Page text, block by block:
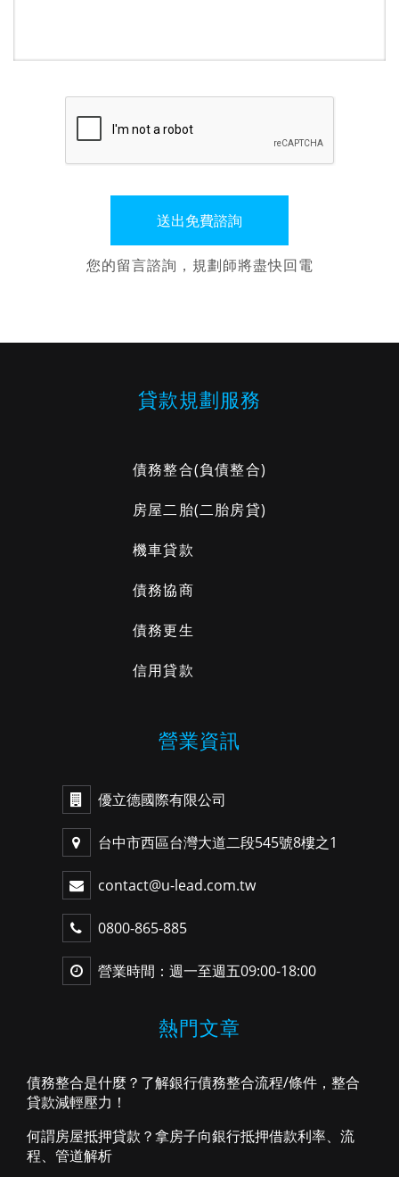
您的留言諮詢，規劃師將盡快回電
貸款規劃服務
債務整合(負債整合)
房屋二胎(二胎房貸)
機車貸款
債務協商
債務更生
信用貸款
營業資訊
優立德國際有限公司
台中市西區台灣大道二段545號8樓之1
contact@u-lead.com.tw
0800-865-885
營業時間：週一至週五09:00-18:00
熱門文章
債務整合是什麼？了解銀行債務整合流程/條件，整合
貸款減輕壓力！
何謂房屋抵押貸款？拿房子向銀行抵押借款利率、流
程、管道解析